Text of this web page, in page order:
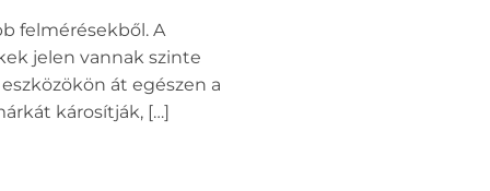
felmérésekből. A
jelen vannak szinte
át egészen a
károsítják, […]